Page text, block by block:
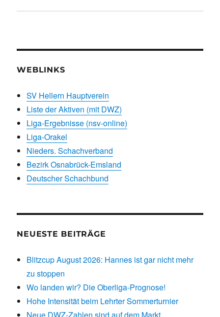
WEBLINKS
SV Hellern Hauptverein
Liste der Aktiven (mit DWZ)
Liga-Ergebnisse (nsv-online)
Liga-Orakel
Nieders. Schachverband
Bezirk Osnabrück-Emsland
Deutscher Schachbund
NEUESTE BEITRÄGE
Blitzcup August 2026: Hannes ist gar nicht mehr
zu stoppen
Wo landen wir? Die Oberliga-Prognose!
Hohe Intensität beim Lehrter Sommerturnier
Neue DWZ-Zahlen sind auf dem Markt